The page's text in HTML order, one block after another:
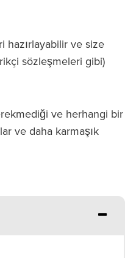
hazırlayabilir ve size
sözleşmeleri gibi)
ve herhangi bir
ve daha karmaşık